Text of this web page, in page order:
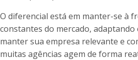
O diferencial está em manter-se à
constantes do mercado,
manter sua empresa relevante e
muitas agências agem de forma